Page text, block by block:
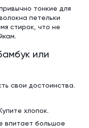
тонкие для
петельки
стирок, что не
или
свои достоинства.
хлопок.
впитает большое